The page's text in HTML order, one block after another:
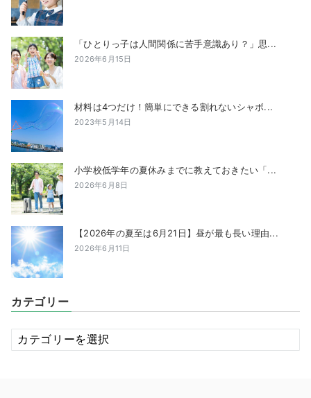
「ひとりっ子は人間関係に苦手意識あり？」思...
2026年6月15日
材料は4つだけ！簡単にできる割れないシャボ...
2023年5月14日
小学校低学年の夏休みまでに教えておきたい「...
2026年6月8日
【2026年の夏至は6月21日】昼が最も長い理由...
2026年6月11日
カテゴリー
カ
テ